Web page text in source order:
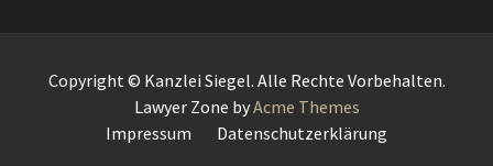
Copyright © Kanzlei Siegel. Alle Rechte Vorbehalten.
Lawyer Zone byAcme Themes
Impressum
Datenschutzerklärung